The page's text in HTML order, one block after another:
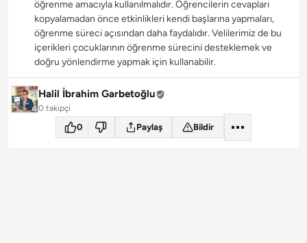
öğrenme amacıyla kullanılmalıdır. Öğrencilerin cevapları
kopyalamadan önce etkinlikleri kendi başlarına yapmaları,
öğrenme süreci açısından daha faydalıdır. Velilerimiz de bu
içerikleri çocuklarının öğrenme sürecini desteklemek ve
doğru yönlendirme yapmak için kullanabilir.
Halil İbrahim Garbetoğlu
0 takipçi
0 Paylaş Bildir